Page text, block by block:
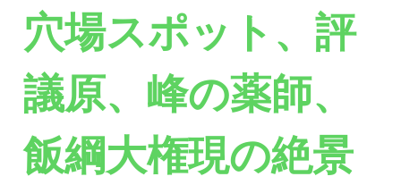
穴場スポット、評
議原、峰の薬師、
飯綱大権現の絶景